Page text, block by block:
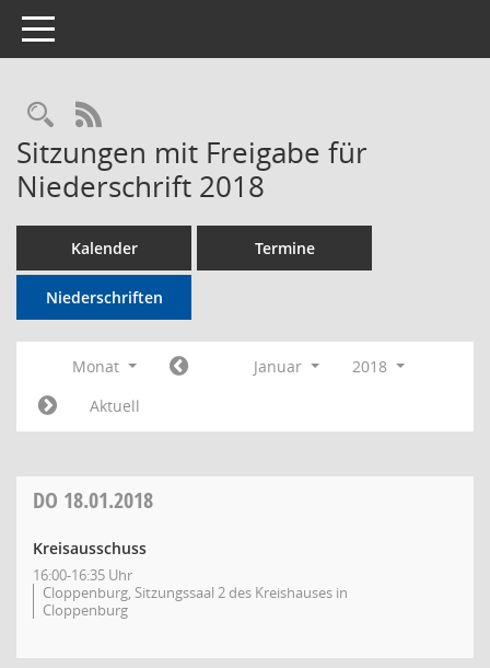
Toggle navigation
Rechercheauswahl
RSS-Feed
Sitzungen mit Freigabe für
Niederschrift 2018
Kalender Termine
Niederschriften
Monat Januar
2018
Aktuell
DO 18.01.2018
Kreisausschuss
16:00-16:35 Uhr
Cloppenburg, Sitzungssaal 2 des Kreishauses in
Cloppenburg